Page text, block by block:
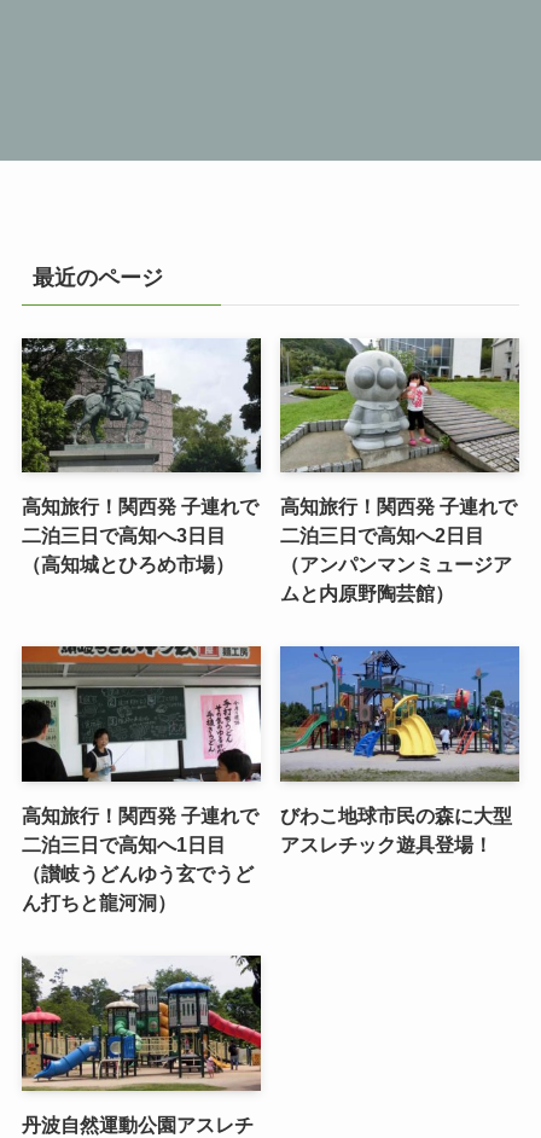
最近のページ
高知旅行！関西発 子連れで
二泊三日で高知へ3日目
（高知城とひろめ市場）
高知旅行！関西発 子連れで
二泊三日で高知へ2日目
（アンパンマンミュージア
ムと内原野陶芸館）
高知旅行！関西発 子連れで
二泊三日で高知へ1日目
（讃岐うどんゆう玄でうど
ん打ちと龍河洞）
びわこ地球市民の森に大型
アスレチック遊具登場！
丹波自然運動公園アスレチ